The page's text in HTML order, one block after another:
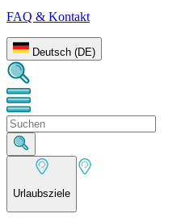
FAQ & Kontakt
Deutsch (DE)
Urlaubsziele